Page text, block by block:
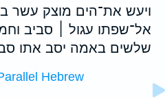
ויעש את־הים מוצק עשר
אל־שפתו עגול ׀ סביב
שלשים באמה יסב אתו
Hebrew